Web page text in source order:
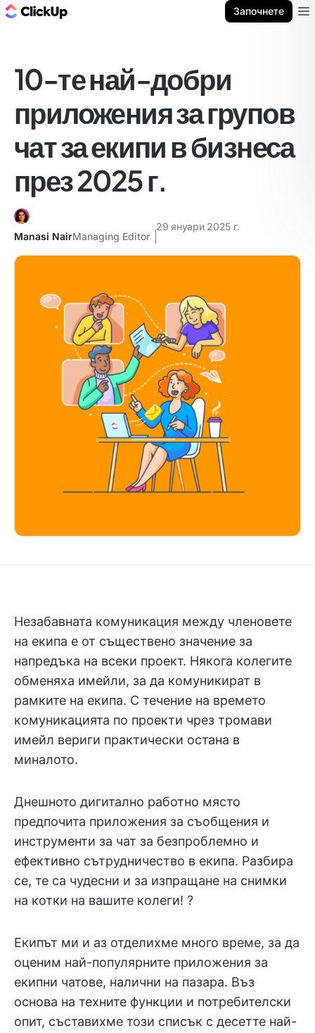
Започнете
10-те най-добри
приложения за групов
чат за екипи в бизнеса
през 2025 г.
Manasi NairManaging Editor
29 януари 2025 г.
Незабавната комуникация между членовете
на екипа е от съществено значение за
напредъка на всеки проект. Някога колегите
обменяха имейли, за да комуникират в
рамките на екипа. С течение на времето
комуникацията по проекти чрез тромави
имейл вериги практически остана в
миналото.
Днешното дигитално работно място
предпочита приложения за съобщения и
инструменти за чат за безпроблемно и
ефективно сътрудничество в екипа. Разбира
се, те са чудесни и за изпращане на снимки
на котки на вашите колеги! ?
Екипът ми и аз отделихме много време, за да
оценим най-популярните приложения за
екипни чатове, налични на пазара. Въз
основа на техните функции и потребителски
опит, съставихме този списък с десетте най-